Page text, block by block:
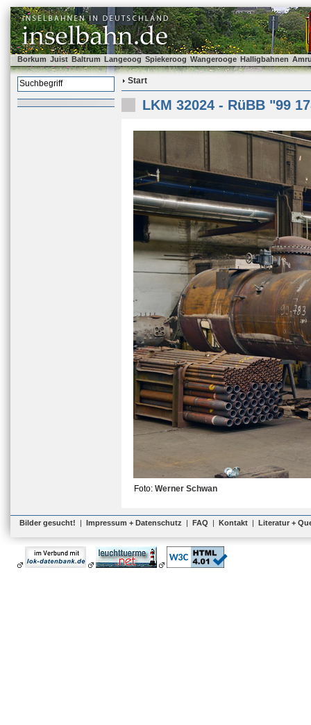
Borkum Juist Baltrum Langeoog Spiekeroog Wangerooge Halligbahnen
Start
LKM 32024 - RüBB "99
Foto: Werner Schwan
Bilder gesucht! | Impressum + Datenschutz | FAQ | Kontakt | Literatur +